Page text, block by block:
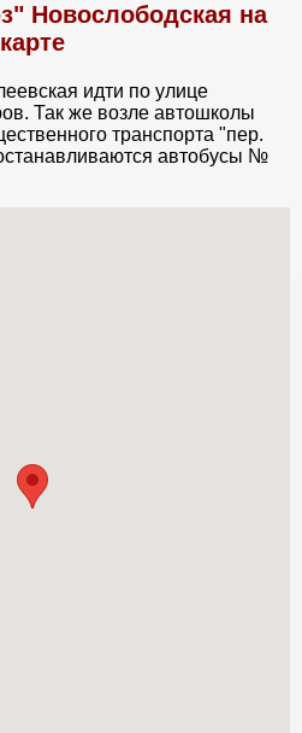
Новослободская на
карте
идти по улице
Так же возле автошколы
транспорта "пер.
автобусы №